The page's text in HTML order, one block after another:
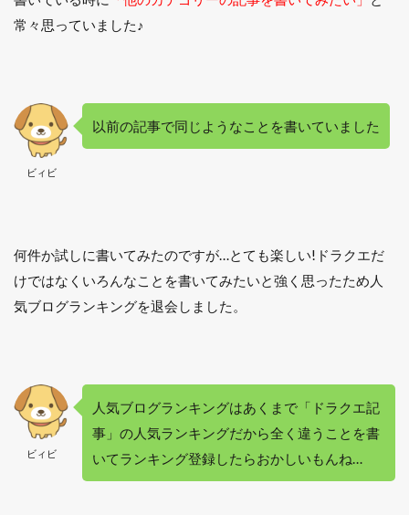
常々思っていました♪
ビィビ
以前の記事で同じようなことを書いていました
何件か試しに書いてみたのですが…とても楽しい!ドラクエだ
けではなくいろんなことを書いてみたいと強く思ったため人
気ブログランキングを退会しました。
ビィビ
人気ブログランキングはあくまで「ドラクエ記
事」の人気ランキングだから全く違うことを書
いてランキング登録したらおかしいもんね…